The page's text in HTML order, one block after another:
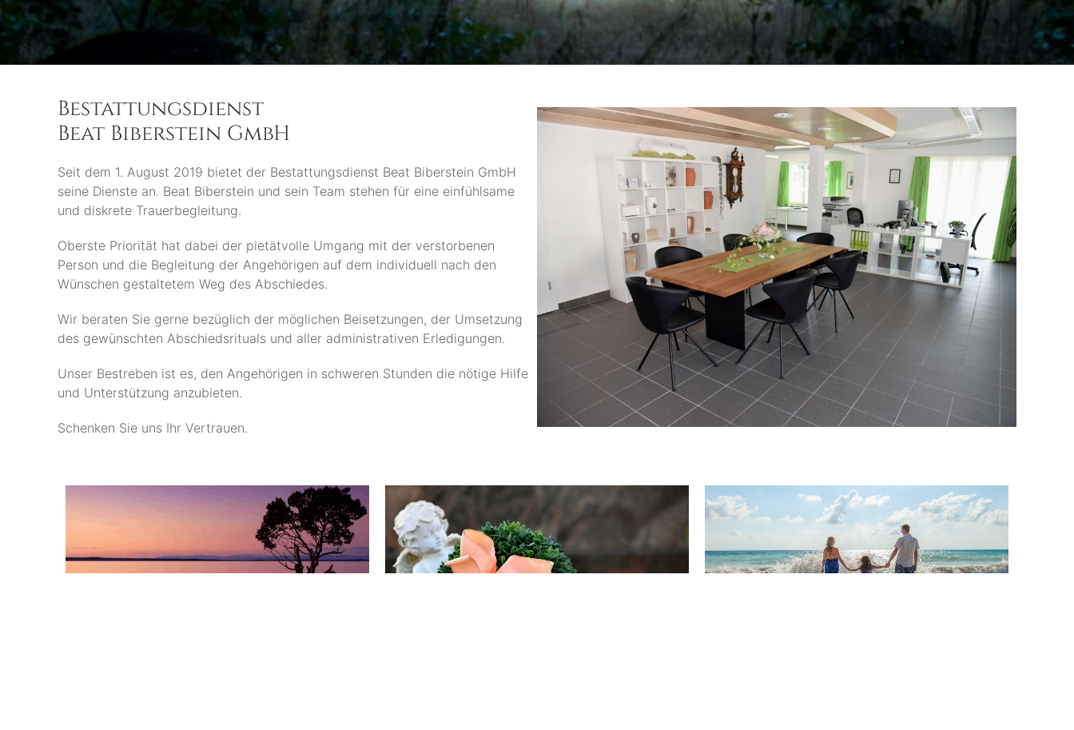
Bestattungsdienst
Beat Biberstein GmbH
Seit dem 1. August 2019 bietet der Bestattungsdienst Beat Biberstein GmbH
seine Dienste an. Beat Biberstein und sein Team stehen für eine einfühlsame
und diskrete Trauerbegleitung.
Oberste Priorität hat dabei der pietätvolle Umgang mit der verstorbenen
Person und die Begleitung der Angehörigen auf dem individuell nach den
Wünschen gestaltetem Weg des Abschiedes.
Wir beraten Sie gerne bezüglich der möglichen Beisetzungen, der Umsetzung
des gewünschten Abschiedsrituals und aller administrativen Erledigungen.
Unser Bestreben ist es, den Angehörigen in schweren Stunden die nötige Hilfe
und Unterstützung anzubieten.
Schenken Sie uns Ihr Vertrauen.